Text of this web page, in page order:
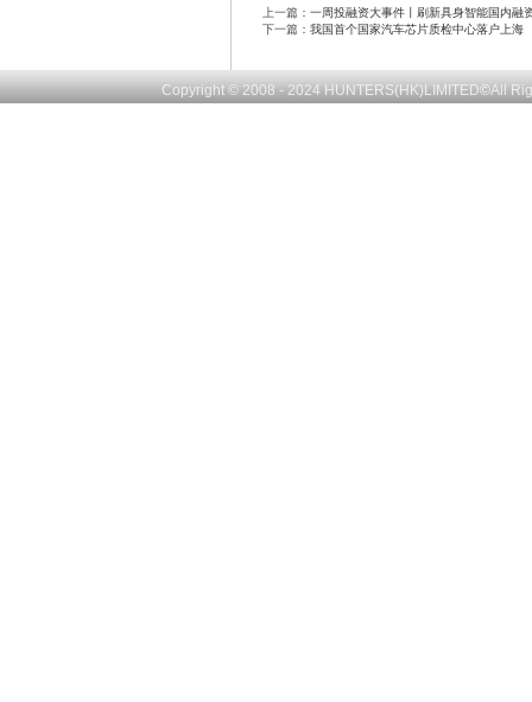
上一篇： 一周投融资大事件丨刷新具身智能国内融
下一篇： 我国首个国家汽车芯片质检中心落户上海
Copyright © 2008 - 2024HUNTERS(HK)LIMITED©All